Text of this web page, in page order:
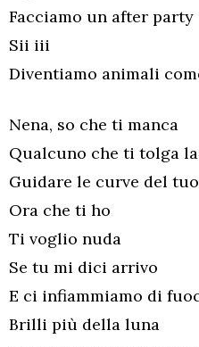
Facciamo un after party
Sii iii
Diventiamo animali
Nena, so che ti manca
Qualcuno che ti tolga
Guidare le curve del
Ora che ti ho
Ti voglio nuda
Se tu mi dici arrivo
E ci infiammiamo di
Brilli più della luna